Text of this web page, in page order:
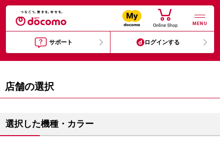
MENU
サポート ログインする
店舗の選択
選択した機種・カラー